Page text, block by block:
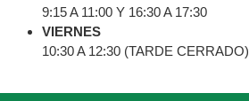
9:15 A 11:00 Y 16:30 A 17:30
VIERNES
10:30 A 12:30 (TARDE CERRADO)